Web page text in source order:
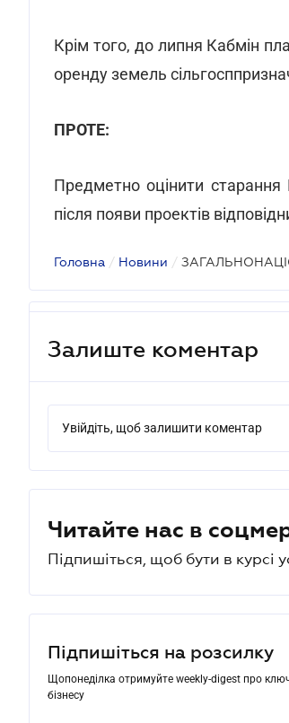
Крім того, до липня Кабмін
оренду земель
ПРОТЕ:
Предметно оцінити
після появи проектів
Головна / Новини /
Залиште коментар
Увійдіть, щоб залишити коментар
Читайте нас в
Підпишіться, щоб бути в курсі
Підпишіться на розсилку
Щопонеділка отримуйте weekly-digest про
бізнесу